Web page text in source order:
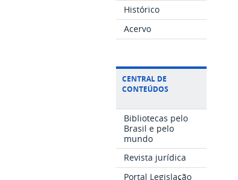
Histórico
Acervo
CENTRAL DE
CONTEÚDOS
Bibliotecas pelo
Brasil e pelo
mundo
Revista jurídica
Portal Legislação